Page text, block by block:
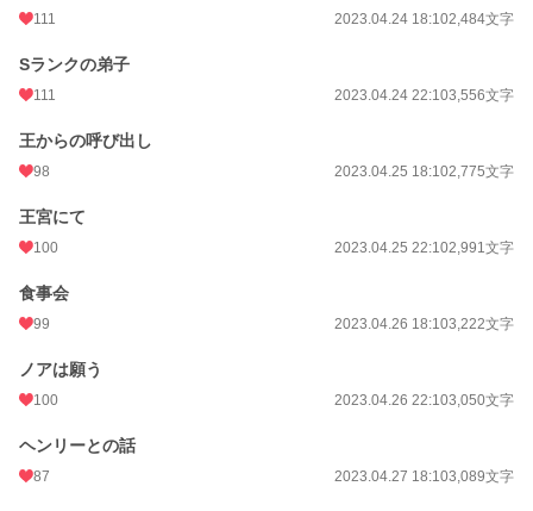
111 2023.04.24 18:102,484文字
Sランクの弟子
111 2023.04.24 22:103,556文字
王からの呼び出し
98 2023.04.25 18:102,775文字
王宮にて
100 2023.04.25 22:102,991文字
食事会
99 2023.04.26 18:103,222文字
ノアは願う
100 2023.04.26 22:103,050文字
ヘンリーとの話
87 2023.04.27 18:103,089文字